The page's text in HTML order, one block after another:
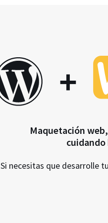
+
Maquetación
Si necesitas que desarrolle tu